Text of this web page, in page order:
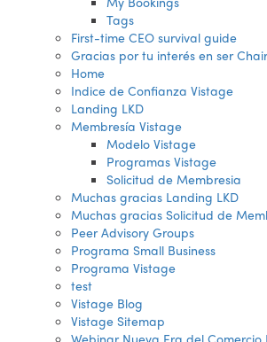
Tags
First-time CEO survival guide
Gracias por tu interés en ser
Home
Indice de Confianza Vistage
Landing LKD
Membresía Vistage
Modelo Vistage
Programas Vistage
Solicitud de Membresia
Muchas gracias Landing LKD
Muchas gracias Solicitud de
Peer Advisory Groups
Programa Small Business
Programa Vistage
test
Vistage Blog
Vistage Sitemap
Webinar Nueva Era del Comercio